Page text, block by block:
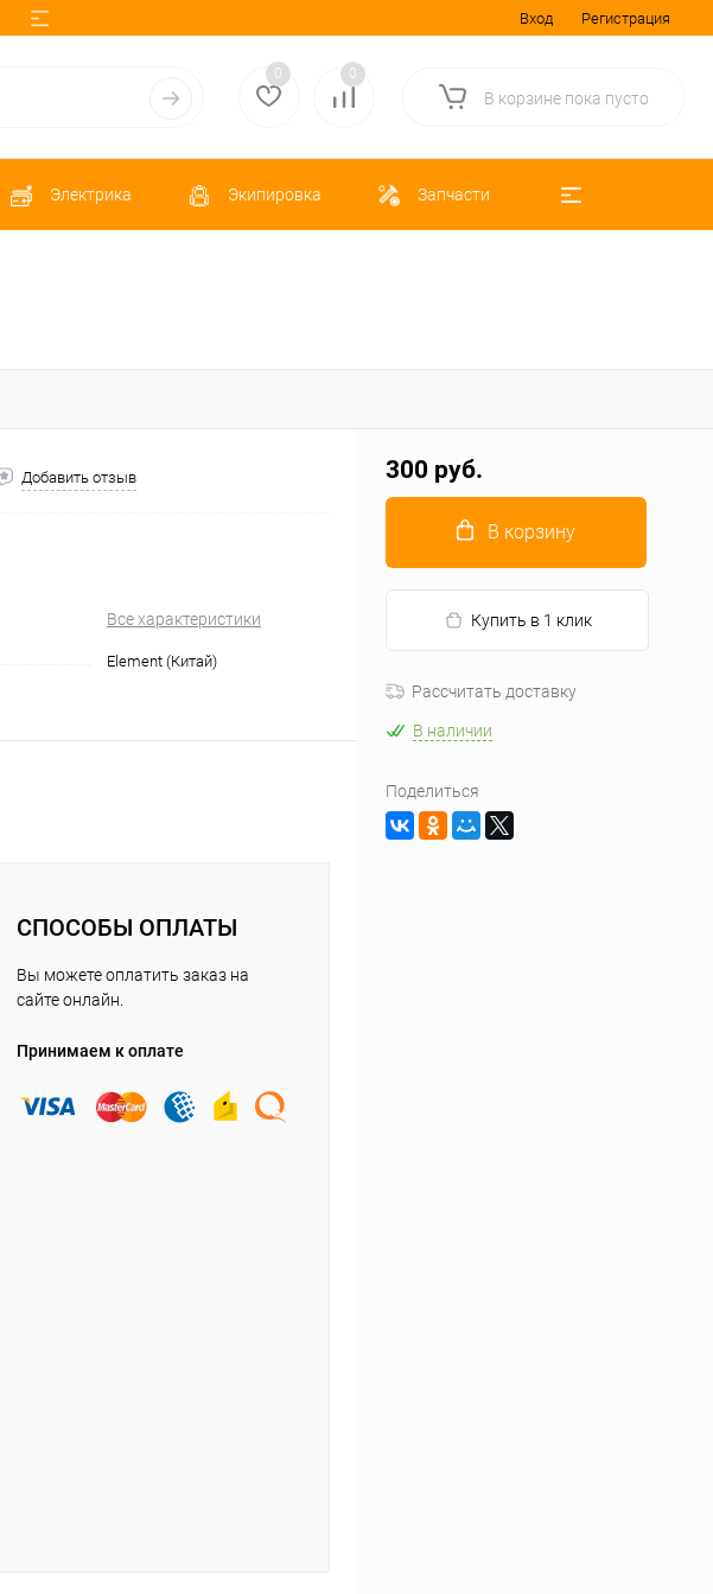
Вход Регистрация
0 0
В корзине пока пусто
Электрика Экипировка Запчасти
Добавить отзыв
Все характеристики
Element (Китай)
СПОСОБЫ ОПЛАТЫ
Вы можете оплатить заказ на
сайте онлайн.
Принимаем к оплате
300 руб.
В корзину
Купить в 1 клик
Рассчитать доставку
В наличии
Поделиться